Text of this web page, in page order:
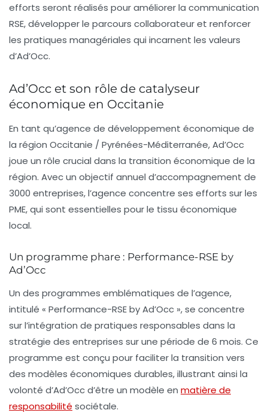
efforts seront réalisés pour améliorer la communication
RSE, développer le parcours collaborateur et renforcer
les pratiques managériales qui incarnent les valeurs
d’Ad’Occ.
Ad’Occ et son rôle de catalyseur
économique en Occitanie
En tant qu’agence de développement économique de
la région Occitanie / Pyrénées-Méditerranée, Ad’Occ
joue un rôle crucial dans la transition économique de la
région. Avec un objectif annuel d’accompagnement de
3000 entreprises, l’agence concentre ses efforts sur les
PME, qui sont essentielles pour le tissu économique
local.
Un programme phare : Performance-RSE by
Ad’Occ
Un des programmes emblématiques de l’agence,
intitulé « Performance-RSE by Ad’Occ », se concentre
sur l’intégration de pratiques responsables dans la
stratégie des entreprises sur une période de 6 mois. Ce
programme est conçu pour faciliter la transition vers
des modèles économiques durables, illustrant ainsi la
volonté d’Ad’Occ d’être un modèle en matière de
responsabilité sociétale.